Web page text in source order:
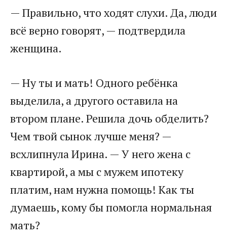
— Правильно, что ходят слухи. Да, люди
всё верно говорят, — подтвердила
женщина.
— Ну ты и мать! Одного ребёнка
выделила, а другого оставила на
втором плане. Решила дочь обделить?
Чем твой сынок лучше меня? —
всхлипнула Ирина. — У него жена с
квартирой, а мы с мужем ипотеку
платим, нам нужна помощь! Как ты
думаешь, кому бы помогла нормальная
мать?